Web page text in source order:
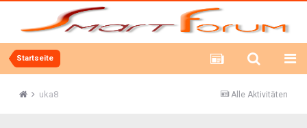
Startseite
Alle Aktivitäten
uka8